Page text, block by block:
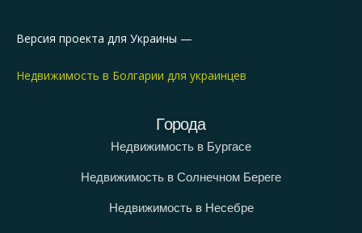
Версия проекта для Украины —
Недвижимость в Болгарии для украинцев
Города
Недвижимость в Бургасе
Недвижимость в Солнечном Береге
Недвижимость в Несебре